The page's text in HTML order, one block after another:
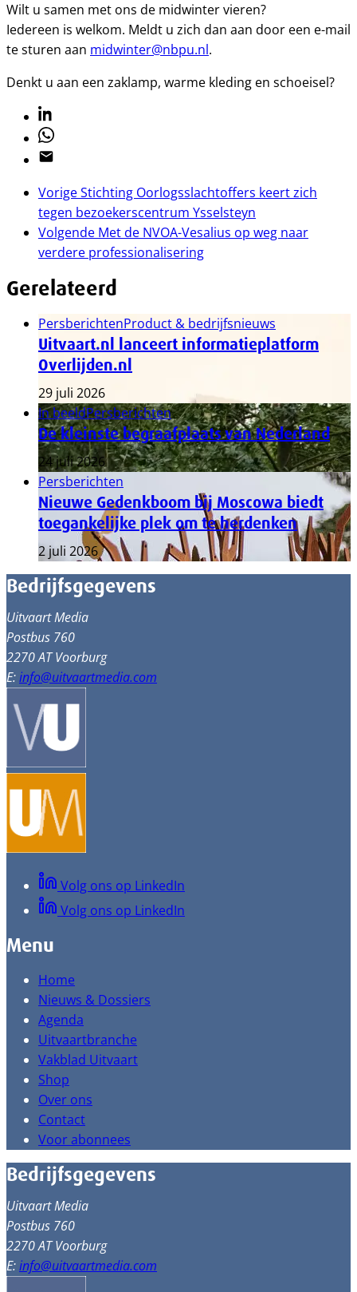
Wilt u samen met ons de midwinter vieren?
Iedereen is welkom. Meldt u zich dan aan door een e-mail
te sturen aan midwinter@nbpu.nl.
Denkt u aan een zaklamp, warme kleding en schoeisel?
Linkedin
Whatsapp
Email
VorigeStichting Oorlogsslachtoffers keert zich
tegen bezoekerscentrum Ysselsteyn
Volgende Met de NVOA-Vesalius op weg naar
verdere professionalisering
Gerelateerd
PersberichtenProduct & bedrijfsnieuws
Uitvaart.nl lanceert informatieplatform
Overlijden.nl
29 juli 2026
In beeldPersberichten
De kleinste begraafplaats van Nederland
24 juli 2026
Persberichten
Nieuwe Gedenkboom bij Moscowa biedt
toegankelijke plek om te herdenken
2 juli 2026
Bedrijfsgegevens
Uitvaart Media
Postbus 760
2270 AT Voorburg
E:info@uitvaartmedia.com
Volg ons op LinkedIn
Volg ons op LinkedIn
Menu
Home
Nieuws & Dossiers
Agenda
Uitvaartbranche
Vakblad Uitvaart
Shop
Over ons
Contact
Voor abonnees
Bedrijfsgegevens
Uitvaart Media
Postbus 760
2270 AT Voorburg
E:info@uitvaartmedia.com